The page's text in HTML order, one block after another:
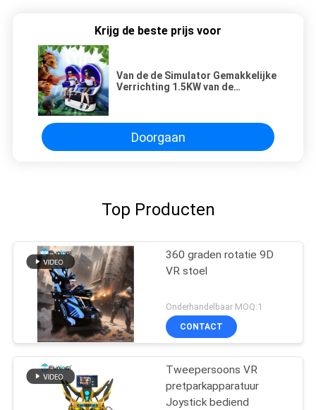
Krijg de beste prijs voor
Van de de Simulator Gemakkelijke
Verrichting 1.5KW van de
Machtsclassificatie
Doorgaan
Top Producten
360 graden rotatie 9D
VR stoel
Onderhandelbaar MOQ:1
CONTACT
Tweepersoons VR
pretparkapparatuur
Joystick bediend